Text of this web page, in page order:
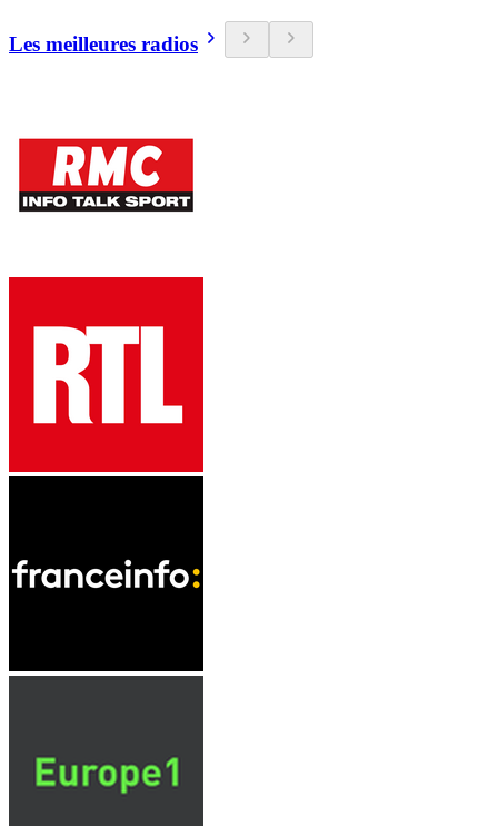
Les meilleures radios